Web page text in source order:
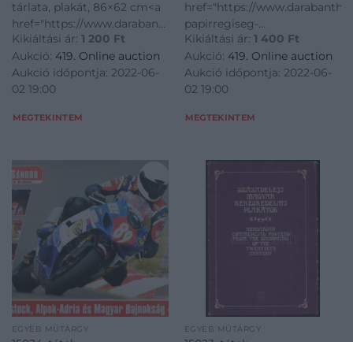
tárlata, plakát, 86×62 cm<a
href="https://www.darabanth.com/hu/gyorsarveres/419/
papirregiseg-
egyeb/Plakat~1000003/1990-
Szegedi-Kepzomuveszek-
nyari-tarlata-plakat-
utm_source=a
Kikiáltási ár: 1 200 Ft
Aukció: 419. Online auction
Aukció időpontja: 2022-06-
02 19:00
MEGTEKINTEM
href="https://
papirregiseg-
egyeb/Plakat~1000003/Uj-
iras-es-NATO-plakat-2-db-
hajtottak~II2556935/?
Kikiáltási ár: 1 400 Ft
Aukció: 419. Online auction
Aukció időpontja: 2022-06-
02 19:00
MEGTEKINTEM
EGYÉB MŰTÁRGY EGYÉB MŰTÁRGY